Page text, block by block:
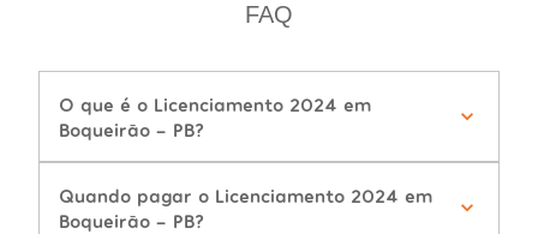
FAQ
O que é o Licenciamento 2024 em
Boqueirão - PB?
Quando pagar o Licenciamento 2024 em
Boqueirão - PB?